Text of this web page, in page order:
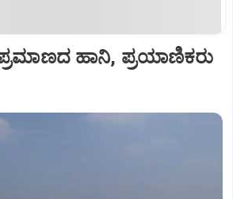
ಪ್ರಮಾಣದ ಹಾನಿ, ಪ್ರಯಾಣಿಕರು